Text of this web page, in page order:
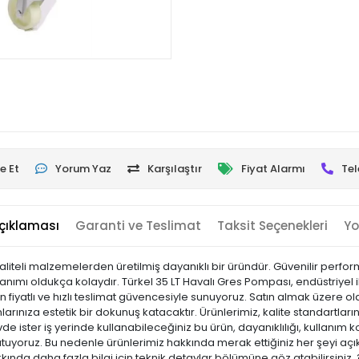
Et Yorum Yaz Karşılaştır Fiyat Alarmı
Garanti ve Teslimat Taksit Seçenekleri
malzemelerden üretilmiş dayanıklı bir üründür. Güvenilir
oldukça kolaydır. Türkel 35 LT Havalı Gres Pompası,
ve hızlı teslimat güvencesiyle sunuyoruz. Satın almak üzere
estetik bir dokunuş katacaktır. Ürünlerimiz, kalite
ister iş yerinde kullanabileceğiniz bu ürün, dayanıklılığı, kullanım
Bu nedenle ürünlerimiz hakkında merak ettiğiniz her şeyi